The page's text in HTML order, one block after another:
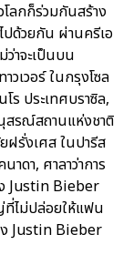
โลกก็ร่วมกันสร้าง
ด้วยกัน ผ่านครีเอ
าจะเป็นบน
วเวอร์ ในกรุงโซล
โร ประเทศบราซิล,
สรณ์สถานแห่งชาติ
ฝรั่งเศส ในปารีส
าดา, ศาลาว่าการ
Justin Bieber
ที่ไม่ปล่อยให้แฟน
Justin Bieber